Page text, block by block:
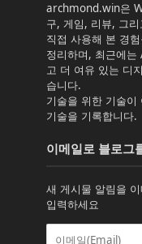
archmond.win은
구, 게임, 리뷰, 그
직접 사용해 본 경
정리하며, 최근에
고 더 여유 있는 디
습니다.
기술을 위한 기술
기술을 기록합니다.
이메일로 블로그
새 게시물 알림을
입력하세요
이